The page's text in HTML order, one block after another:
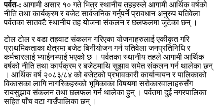
पर्वत-: आगामी असार १० गते भित्र स्थानीय तहहरुले आगामी आर्थिक वर्षको
नीति तथा कार्यक्रम र बजेट सार्वजनिक गर्नुपर्ने प्रावधान अनुरुप यतिवेला
पर्वतका सातवटै स्थानीय तह योजना संकलन र छलफलमा जुटेका छन् ।
टोल टोल र वडा तहवाट संकलन गरिएका योजनाहरुलाई एकीकृत गरि
प्राथमिकताका क्षेत्रमा बजेट बिनीयोजन गर्न यतिवेला जनप्रतिनिधि र
कर्मचारलाई भ्याईनभ्याई भएको छ । पर्वतका स्थानीय तहले आगामी आर्थिक
वर्षको नीति तथा कार्यक्रम र बजेटमाथि सुझाव समेत संकलन गर्न थालेका छन्
। आर्थिक वर्ष २०८३/८४ को बजेटको प्रभावकारी कार्यान्वयन र पालिकाको
विकासका लागि नागरिकहरुको भूमिकाका विषयमा सरोकारवालाहरुसँग
रायसुझाव संकलन तथा छलफल गर्न थालेका हुन् । पर्वतमा दुई नगरपालिका
सहित पाँच वटा गाउँपालिका छन् ।